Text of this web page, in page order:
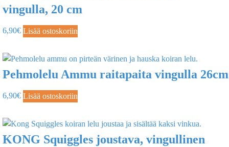
vingulla, 20 cm
6,90€ Lisää ostoskoriin
Pehmolelu Ammu raitapaita vingulla 26cm
6,90€ Lisää ostoskoriin
KONG Squiggles joustava, vingullinen